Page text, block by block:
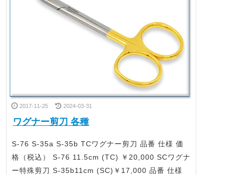
2017-11-25 2024-03-31
ワグナー剪刀 各種
S-76 S-35a S-35b TCワグナー剪刀 品番 仕様 価
格（税込） S-76 11.5cm (TC) ￥20,000 SCワグナ
ー特殊剪刀 S-35b11cm (SC)￥17,000 品番 仕様